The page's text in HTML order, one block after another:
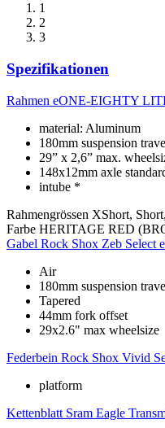
1
2
3
Spezifikationen
Rahmen eONE-EIGHTY
material: Aluminum
180mm suspension
29” x 2,6” max.
148x12mm axle
intube *
Rahmengrössen XShort,
Farbe HERITAGE RED
Gabel Rock Shox Zeb Select
Air
180mm suspension
Tapered
44mm fork offset
29x2.6" max wheelsize
Federbein Rock Shox Vivid
platform
Kettenblatt Sram Eagle